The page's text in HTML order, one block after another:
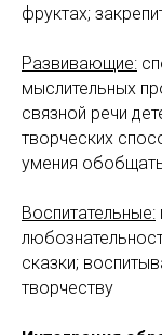
фруктах;
Развивающие:
мыслительных
связной речи
творческих
умения
Воспитательные:
сказки;
творчеству